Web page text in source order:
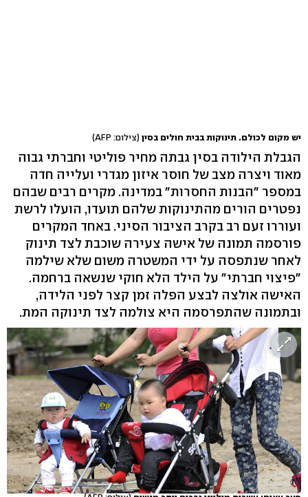
יש מקום לכולם. תינוקות בבית חולים בסין (צילום: AFP)
הגבלת הילודה בסין גבתה מחיר פוליטי וחברתי גבוה
מאוד ויצרה מצב של חוסר איזון מגדרי ועלייה חדה
במספר "הבנות החסרות" במדינה. מקרים רבים שבהם
נפטרים הורים מהתינוקות שלהם תועדו, הועלו לרשת
ועוררו זעם רב בקרב הציבור הסיני. באחד המקרים
פורסמה תמונה של אישה צעירה שוכבת לצד תינוק
לאחר שנתפסה על ידי המשטרה משום שלא שילמה
"פיצוי חברתי" על הילד הלא חוקי שנשאה ברחמה.
האישה אולצה לבצע הפלה זמן קצר לפני הלידה,
ובתמונה שהתפרסמה היא צולמה לצד תינוקה המת.